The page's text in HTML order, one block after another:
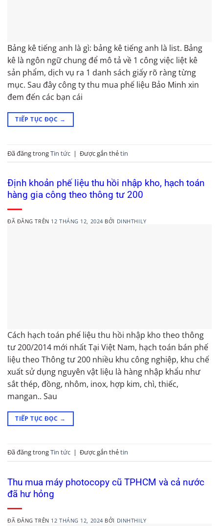
Bảng kê tiếng anh là gì: bảng kê tiếng anh là list. Bảng
kê là ngôn ngữ chung để mô tả về 1 công việc liệt kê
sản phẩm, dịch vụ ra 1 danh sách giấy rõ ràng từng
mục. Sau đây công ty thu mua phế liệu Bảo Minh xin
đem đến các bạn cái
TIẾP TỤC ĐỌC →
Đã đăng trongTin tức | Được gắn thẻtin
Định khoản phế liệu thu hồi nhập kho, hạch toán
hàng gia công theo thông tư 200
ĐÃ ĐĂNG TRÊN 12 THÁNG 12, 2024 BỞI DINHTHILY
Cách hạch toán phế liệu thu hồi nhập kho theo thông
tư 200/2014 mới nhất Tại Việt Nam, hạch toán bán phế
liệu theo Thông tư 200 nhiều khu công nghiệp, khu chế
xuất sử dụng nguyên vật liệu là hàng nhập khẩu như
sắt thép, đồng, nhôm, inox, hợp kim, chì, thiếc,
mangan.. Sau
TIẾP TỤC ĐỌC →
Đã đăng trongTin tức | Được gắn thẻtin
Thu mua máy photocopy cũ TPHCM và cả nước
đã hư hỏng
ĐÃ ĐĂNG TRÊN 12 THÁNG 12, 2024 BỞI DINHTHILY